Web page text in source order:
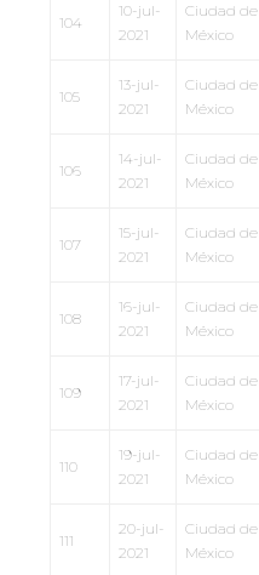
104
10-jul-
2021
Ciudad de
México
105
13-jul-
2021
Ciudad de
México
106
14-jul-
2021
Ciudad de
México
107
15-jul-
2021
Ciudad de
México
108
16-jul-
2021
Ciudad de
México
109
17-jul-
2021
Ciudad de
México
110
19-jul-
2021
Ciudad de
México
111
20-jul-
2021
Ciudad de
México